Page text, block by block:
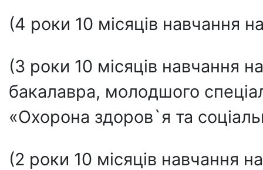
(4 роки 10 місяців навчання
(3 роки 10 місяців навчання
бакалавра, молодшого
«Охорона здоров`я та
(2 роки 10 місяців навчання